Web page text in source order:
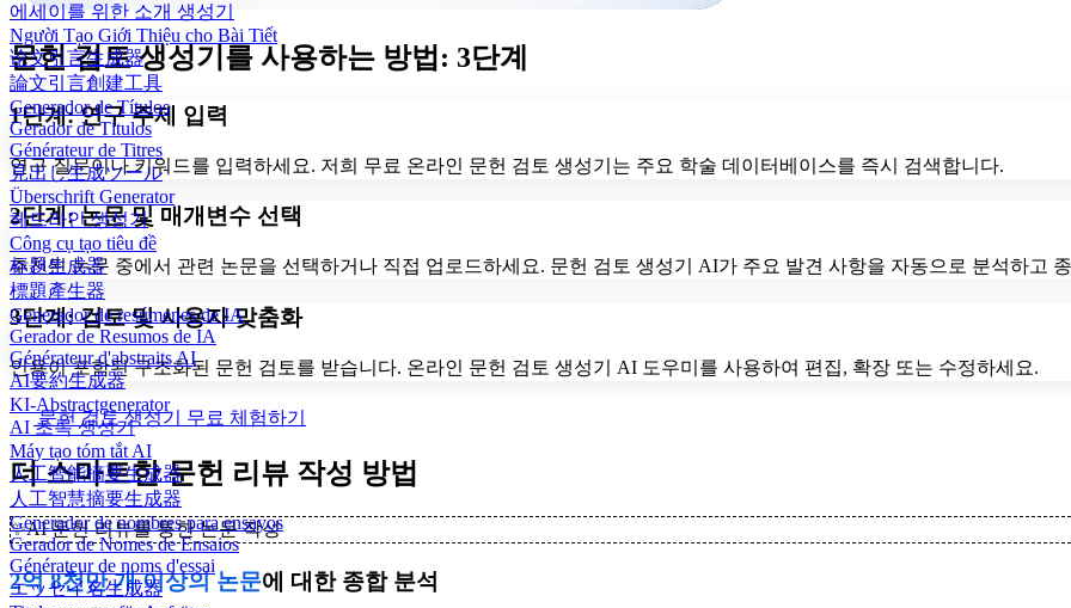
에세이를 위한 소개 생성기
Người Tạo Giới Thiệu cho Bài Tiết
论文引言生成器
論文引言創建工具
Generador de Títulos
Gerador de Títulos
Générateur de Titres
見出し生成ツール
Überschrift Generator
헤드라인 생성기
Công cụ tạo tiêu đề
标题生成器
標題產生器
Generador de resúmenes de IA
Gerador de Resumos de IA
Générateur d'abstraits AI
AI要約生成器
KI-Abstractgenerator
AI 초록 생성기
Máy tạo tóm tắt AI
人工智能摘要生成器
人工智慧摘要生成器
Generador de nombres para ensayos
Gerador de Nomes de Ensaios
Générateur de noms d'essai
エッセイ名生成器
문헌 검토 생성기를 사용하는 방법: 3단계
1단계: 연구 주제 입력
연구 질문이나 키워드를 입력하세요. 저희 무료 온라인 문헌 검토 생성기는 주요 학술 데이터베이스를 즉시 검색합니다.
2단계: 논문 및 매개변수 선택
추천된 논문 중에서 관련 논문을 선택하거나 직접 업로드하세요. 문헌 검토 생성기 AI가 주요 발견 사항을 자동으로 분석하고
3단계: 검토 및 사용자 맞춤화
인용이 포함된 구조화된 문헌 검토를 받습니다. 온라인 문헌 검토 생성기 AI 도우미를 사용하여 편집, 확장 또는 수정하세요.
문헌 검토 생성기 무료 체험하기
더 스마트한 문헌 리뷰 작성 방법
✨AI 문헌 리뷰를 통한 논문 작성
2억 8천만 개 이상의 논문에 대한 종합 분석